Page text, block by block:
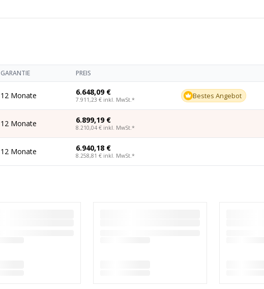
GARANTIE PREIS
12 Monate 6.648,09 €
7.911,23 € inkl. MwSt.* Bestes Angebot
12 Monate 6.899,19 €
8.210,04 € inkl. MwSt.*
12 Monate 6.940,18 €
8.258,81 € inkl. MwSt.*